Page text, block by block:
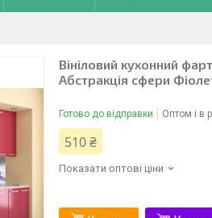
Вініловий кухонний
Абстракція сфери
Готово до відправки Оптом і в
510 ₴
Показати оптові ціни